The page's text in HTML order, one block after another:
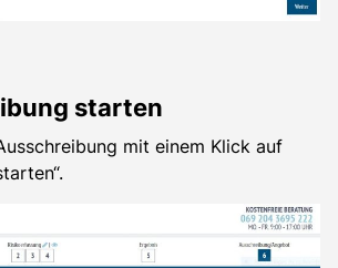
starten
mit einem Klick auf